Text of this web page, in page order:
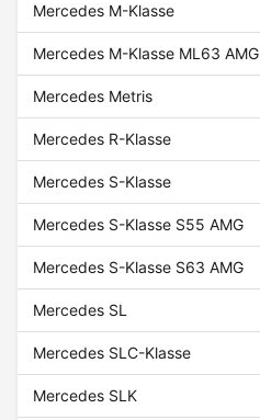
Mercedes M-Klasse
Mercedes M-Klasse ML63 AMG
Mercedes Metris
Mercedes R-Klasse
Mercedes S-Klasse
Mercedes S-Klasse S55 AMG
Mercedes S-Klasse S63 AMG
Mercedes SL
Mercedes SLC-Klasse
Mercedes SLK